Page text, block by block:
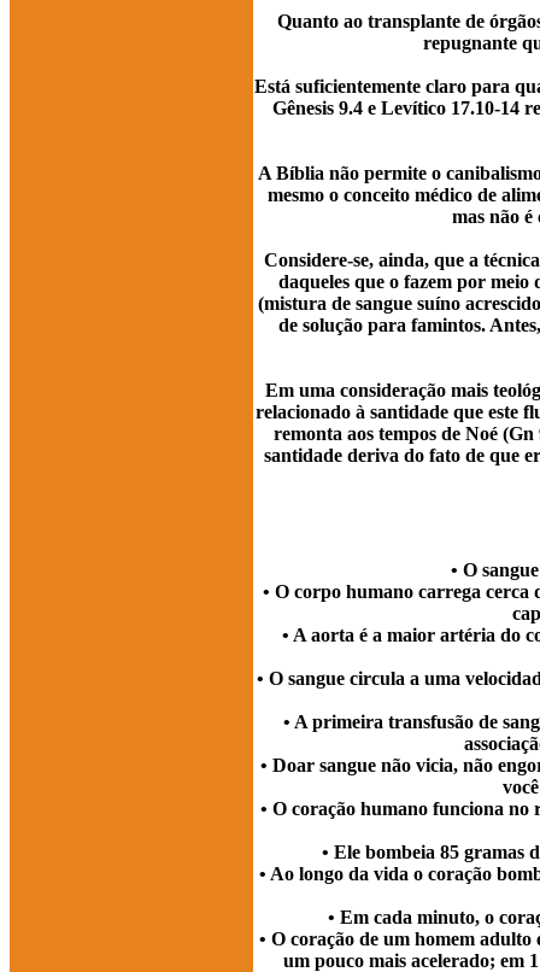
Quanto ao transplante de
repugnante
Está suficientemente claro para
Gênesis 9.4 e Levítico 17.10-14
A Bíblia não permite o
mesmo o conceito médico de
mas não
Considere-se, ainda, que a
daqueles que o fazem por meio
(mistura de sangue suíno
de solução para famintos.
Em uma consideração mais
relacionado à santidade que este
remonta aos tempos de Noé
santidade deriva do fato de que
• O
• O corpo humano carrega cerca
• A aorta é a maior artéria do
• O sangue circula a uma
• A primeira transfusão de
• Doar sangue não vicia, não
• O coração humano funciona
• Ele bombeia 85 gramas
• Ao longo da vida o coração
• Em cada minuto, o
• O coração de um homem
um pouco mais acelerado; em